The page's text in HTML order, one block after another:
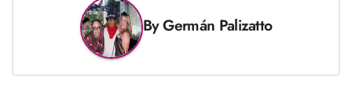
ByGermán Palizatto